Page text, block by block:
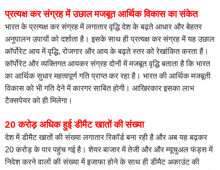
प्रत्यक्ष कर संग्रह में उछाल मजबूत आर्थिक विकास का संकेत
भारत के प्रत्यक्ष कर संग्रह में लगातार वृद्धि देश के बढ़ते आधार और बेहतर
अनुपालन उपायों को दर्शाता है। इसके साथ ही प्रत्यक्ष कर संग्रह में यह उछाल
कॉर्पोरेट आय में वृद्धि, रोजगार और आय के बढ़ते स्तर को रेखांकित करता है।
कॉर्पोरेट और व्यक्तिगत आयकर संग्रह दोनों में मजबूत वृद्धि बताता है कि भारत
का आर्थिक सुधार महत्वपूर्ण गति प्राप्त कर रहा है। भारत की आर्थिक मजबूती
विकास को भी गति देने में कारगर साबित होगी। आखिरकार इसका लाभ
टैक्सपेयर को ही मिलेगा।
20 करोड़ अधिक हुई डीमैट खातों की संख्या
देश में डीमैट खातों की संख्या लगातार रिकॉर्ड बना रही है और अब यह बढ़कर
20 करोड़ के पार पहुंच गई है। शेयर बाजार में तेजी और और म्यूचुअल फंड्स में
निवेश करने वालों की संख्या में इजाफा होने के साथ ही डीमैट अकाउंट की